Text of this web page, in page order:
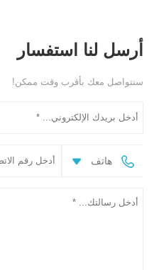
أرسل لنا استفسار
سنتواصل معك بأقرب وقت ممكن!
هاتف